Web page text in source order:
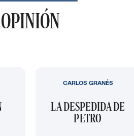
OPINIÓN
LA DESPEDIDA DE
PETRO
CARLOS GRANÉS